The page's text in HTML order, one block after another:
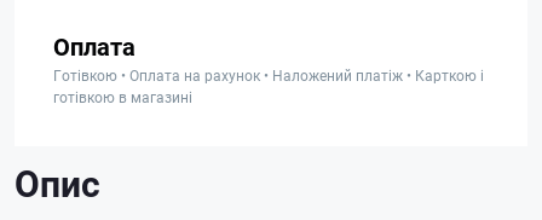
Оплата
Готівкою • Оплата на рахунок • Наложений платіж • Карткою і
готівкою в магазині
Опис